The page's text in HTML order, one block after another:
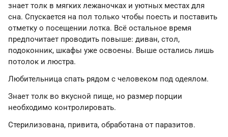
знает толк в мягких лежаночках и уютных местах для
сна. Спускается на пол только чтобы поесть и поставить
отметку о посещении лотка. Всё остальное время
предпочитает проводить повыше: диван, стол,
подоконник, шкафы уже освоены. Выше остались лишь
потолок и люстра.
Любительница спать рядом с человеком под одеялом.
Знает толк во вкусной пище, но размер порции
необходимо контролировать.
Стерилизована, привита, обработана от паразитов.